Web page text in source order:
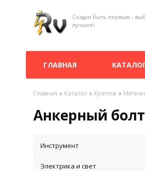
Создан быть первым -
лучшее!
ГЛАВНАЯ
Главная Каталог Крепеж
Анкерный
Инструмент
Электрика и свет